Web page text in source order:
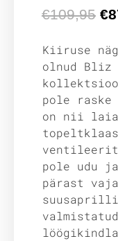
€109,95 €
Kiiruse
olnud Bliz
pole
on nii laia
pole udu
pärast